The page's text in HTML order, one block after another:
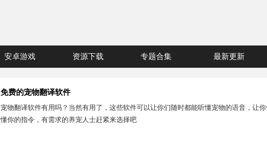
安卓游戏 资源下载 专题合集 最新更新
免费的宠物翻译软件
宠物翻译软件有用吗？当然有用了，这些软件可以让你们随时都能听懂宠物的语音，让
懂你的指令，有需求的养宠人士赶紧来选择吧